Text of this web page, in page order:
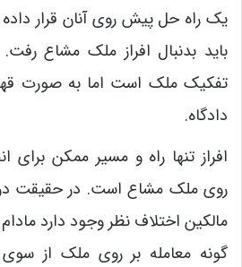
یک راه حل پیش روی آنان قرار
باید بدنبال افراز ملک مشاع
تفکیک ملک است اما به صورت
دادگاه.
افراز تنها راه و مسیر ممکن برای
روی ملک مشاع است. در حقیقت
مالکین اختلاف نظر وجود دارد
گونه معامله بر روی ملک از